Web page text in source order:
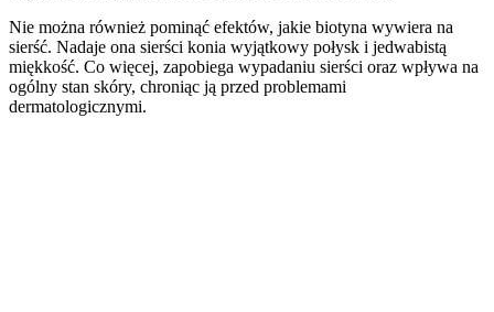
Nie można również pominąć efektów, jakie biotyna wywiera na
sierść. Nadaje ona sierści konia wyjątkowy połysk i jedwabistą
miękkość. Co więcej, zapobiega wypadaniu sierści oraz wpływa na
ogólny stan skóry, chroniąc ją przed problemami
dermatologicznymi.